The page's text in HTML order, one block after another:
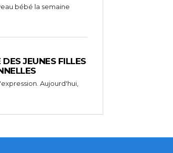
bébé la semaine
JEUNES FILLES
Aujourd'hui,